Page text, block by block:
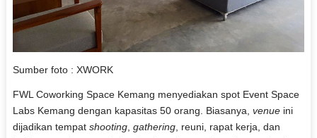
Sumber foto : XWORK
FWL Coworking Space Kemang menyediakan spot Event Space
Labs Kemang dengan kapasitas 50 orang. Biasanya, venue ini
dijadikan tempat shooting, gathering, reuni, rapat kerja, dan